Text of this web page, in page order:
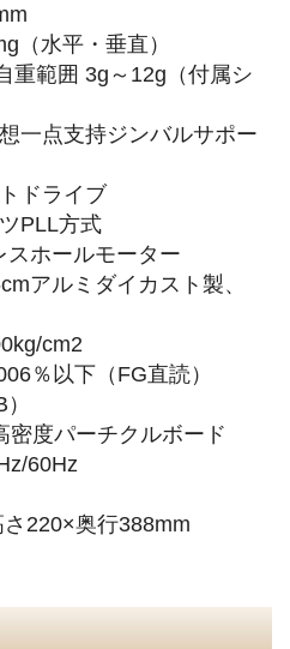
（水平・垂直）
重範囲 3g～12g（付属シ
一点支持ジンバルサポー
ドライブ
PLL方式
スホールモーター
アルミダイカスト製、
cm2
％以下（FG直読）
密度パーチクルボード
60Hz
220×奥行388mm